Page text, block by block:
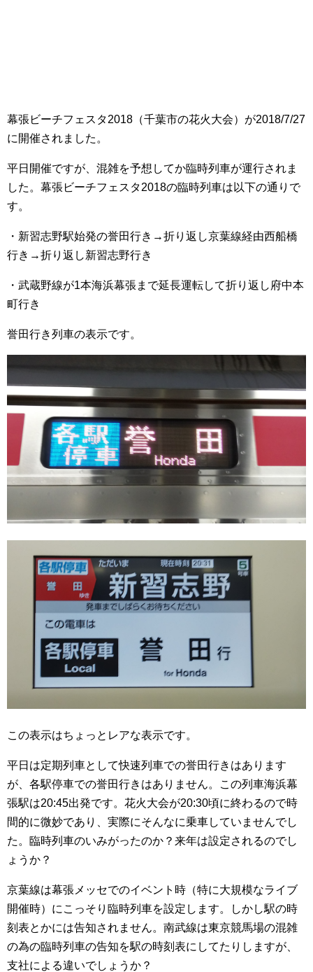
幕張ビーチフェスタ2018（千葉市の花火大会）が2018/7/27
に開催されました。
平日開催ですが、混雑を予想してか臨時列車が運行されま
した。幕張ビーチフェスタ2018の臨時列車は以下の通りで
す。
・新習志野駅始発の誉田行き→折り返し京葉線経由西船橋
行き→折り返し新習志野行き
・武蔵野線が1本海浜幕張まで延長運転して折り返し府中本
町行き
誉田行き列車の表示です。
この表示はちょっとレアな表示です。
平日は定期列車として快速列車での誉田行きはあります
が、各駅停車での誉田行きはありません。この列車海浜幕
張駅は20:45出発です。花火大会が20:30頃に終わるので時
間的に微妙であり、実際にそんなに乗車していませんでし
た。臨時列車のいみがったのか？来年は設定されるのでし
ょうか？
京葉線は幕張メッセでのイベント時（特に大規模なライブ
開催時）にこっそり臨時列車を設定します。しかし駅の時
刻表とかには告知されません。南武線は東京競馬場の混雑
の為の臨時列車の告知を駅の時刻表にしてたりしますが、
支社による違いでしょうか？